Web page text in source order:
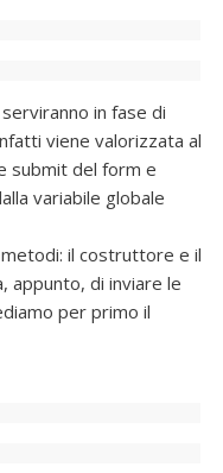
in fase di
viene valorizzata al
submit del form e
variabile globale
il costruttore e il
appunto, di inviare le
per primo il